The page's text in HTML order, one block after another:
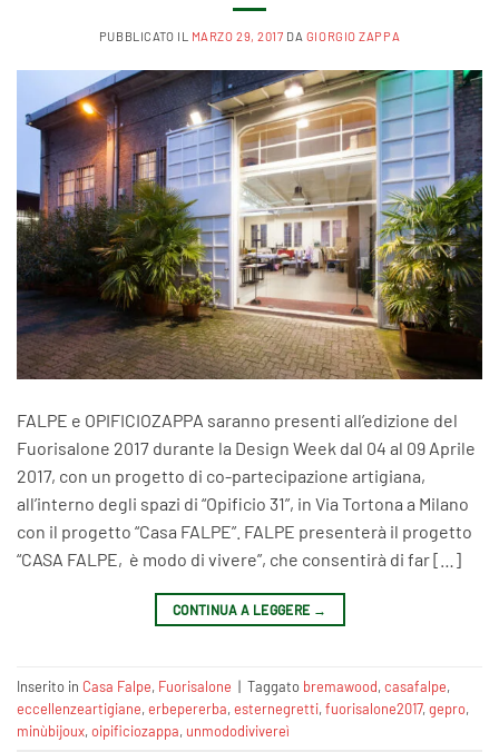
PUBBLICATO IL MARZO 29, 2017 DA GIORGIO ZAPPA
FALPE e OPIFICIOZAPPA saranno presenti all’edizione del
Fuorisalone 2017 durante la Design Week dal 04 al 09 Aprile
2017, con un progetto di co-partecipazione artigiana,
all’interno degli spazi di “Opificio 31”, in Via Tortona a Milano
con il progetto “Casa FALPE”. FALPE presenterà il progetto
“CASA FALPE, è modo di vivere”, che consentirà di far […]
CONTINUA A LEGGERE →
Inserito in Casa Falpe, Fuorisalone | Taggato bremawood,casafalpe,
eccellenzeartigiane‬,erbepererba,esternegretti,fuorisalone2017,gepro,
minùbijoux,oipificiozappa, unmododivivereì